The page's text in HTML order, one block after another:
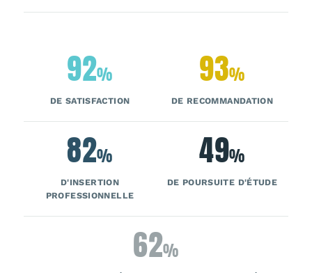
92%
DE SATISFACTION
93%
DE RECOMMANDATION
82%
D'INSERTION
PROFESSIONNELLE
49%
DE POURSUITE D'ÉTUDE
62%